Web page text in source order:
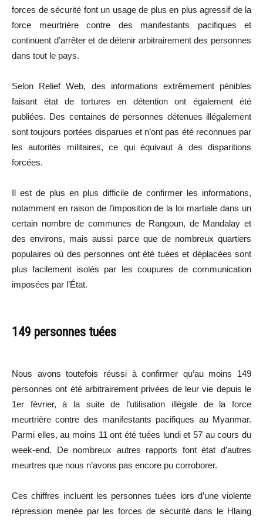
forces de sécurité font un usage de plus en plus agressif de la
force meurtrière contre des manifestants pacifiques et
continuent d’arrêter et de détenir arbitrairement des personnes
dans tout le pays.
Selon Relief Web, des informations extrêmement pénibles
faisant état de tortures en détention ont également été
publiées. Des centaines de personnes détenues illégalement
sont toujours portées disparues et n’ont pas été reconnues par
les autorités militaires, ce qui équivaut à des disparitions
forcées.
Il est de plus en plus difficile de confirmer les informations,
notamment en raison de l’imposition de la loi martiale dans un
certain nombre de communes de Rangoun, de Mandalay et
des environs, mais aussi parce que de nombreux quartiers
populaires où des personnes ont été tuées et déplacées sont
plus facilement isolés par les coupures de communication
imposées par l’État.
149 personnes tuées
Nous avons toutefois réussi à confirmer qu’au moins 149
personnes ont été arbitrairement privées de leur vie depuis le
1er février, à la suite de l’utilisation illégale de la force
meurtrière contre des manifestants pacifiques au Myanmar.
Parmi elles, au moins 11 ont été tuées lundi et 57 au cours du
week-end. De nombreux autres rapports font état d’autres
meurtres que nous n’avons pas encore pu corroborer.
Ces chiffres incluent les personnes tuées lors d’une violente
répression menée par les forces de sécurité dans le Hlaing